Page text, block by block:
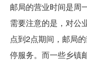
邮局的营业时间是周
需要注意的是，对公
点到2点期间，邮局
停服务。而一些乡镇